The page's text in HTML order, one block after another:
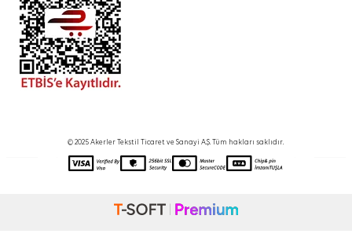
© 2025 Akerler Tekstil Ticaret ve Sanayi A.Ş. Tüm hakları saklıdır.